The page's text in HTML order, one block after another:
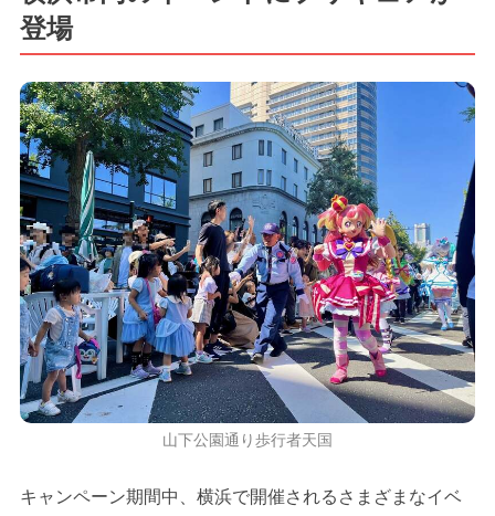
登場
山下公園通り歩行者天国
キャンペーン期間中、横浜で開催されるさまざまなイベ